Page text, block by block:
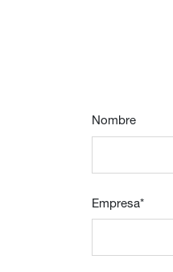
Nombre
Empresa*